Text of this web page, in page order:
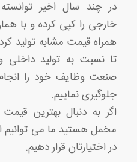
در چند سال اخیر
خارجی را کپی کرده و با
همراه قیمت مشابه تولید
تا نسبت به تولید
صنعت وظایف خود را
جلوگیری نماییم.
اگر به دنبال بهترین
مخمل هستید ما می توانیم
در اختیارتان قرار دهیم.